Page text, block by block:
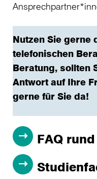
Nutzen Sie gerne
telefonischen
Beratung, sollten
Antwort auf Ihre
gerne für Sie da!
FAQ